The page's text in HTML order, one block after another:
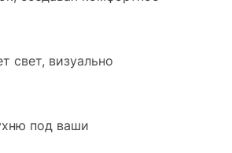
свет, визуально
под ваши